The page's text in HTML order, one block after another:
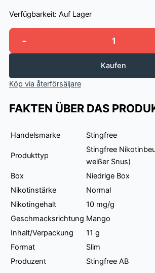
Verfügbarkeit: Auf Lager
Stingfree
Caribbean
Menge
-
Kaufen
Köp via återförsäljare
FAKTEN ÜBER DAS
Handelsmarke Stingfree
Produkttyp
Stingfree
weißer Snus)
Box
Niedrige Box
Nikotinstärke
Normal
Nikotingehalt
10 mg/g
Geschmacksrichtung Mango
Inhalt/Verpackung
11 g
Format
Slim
Produzent
Stingfree AB